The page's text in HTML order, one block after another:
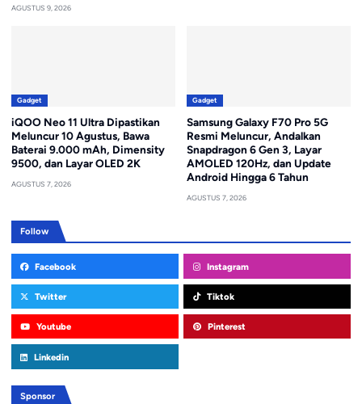
AGUSTUS 9, 2026
Gadget
iQOO Neo 11 Ultra Dipastikan
Meluncur 10 Agustus, Bawa
Baterai 9.000 mAh, Dimensity
9500, dan Layar OLED 2K
AGUSTUS 7, 2026
Gadget
Samsung Galaxy F70 Pro 5G
Resmi Meluncur, Andalkan
Snapdragon 6 Gen 3, Layar
AMOLED 120Hz, dan Update
Android Hingga 6 Tahun
AGUSTUS 7, 2026
Follow
Facebook Instagram
Twitter Tiktok
Youtube Pinterest
Linkedin
Sponsor